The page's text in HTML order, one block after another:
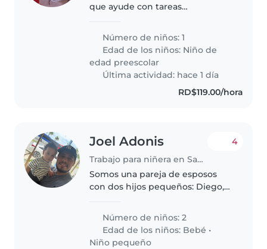
que ayude con tareas
curioso. ¡Ideal alguien con
paciencia y cariño!
Número de niños: 1
Edad de los niños: Niño de
edad preescolar
Última actividad: hace 1 día
RD$119.00/hora
Joel Adonis
Trabajo para niñera en Santo Domingo (Distrito de Santo Domingo)
4
Somos una pareja de esposos
con dos hijos pequeños: Diego,
de nacida. Ambos trabajamos en
horario de oficina,
Número de niños: 2
Edad de los niños: Bebé •
Niño pequeño